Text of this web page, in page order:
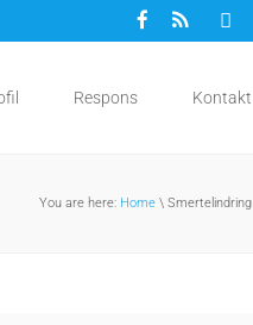
Respons Kontakt
You are here: Home \ Smertelindring